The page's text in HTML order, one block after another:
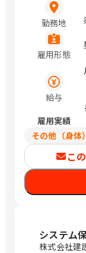
勤務地
雇用形態
給与
雇用実績
その他（身体）
こ
システム
株式会社建